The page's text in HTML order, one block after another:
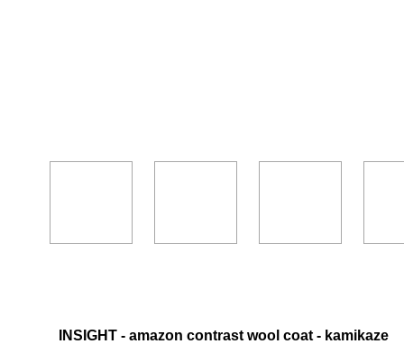
INSIGHT - amazon contrast wool coat - kamikaze